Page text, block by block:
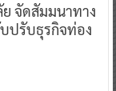
จัดสัมมนาทาง
ปรับธุรกิจท่อง